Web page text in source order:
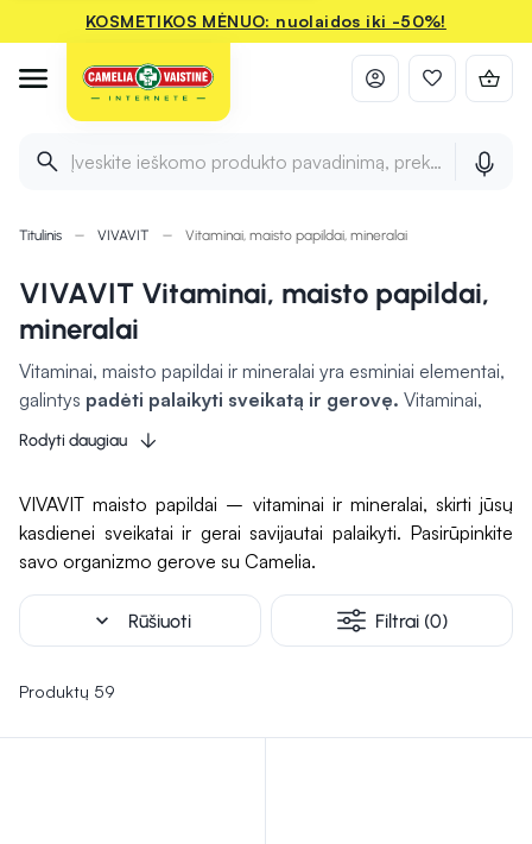
KOSMETIKOS MĖNUO: nuolaidos iki -50%!
Įveskite ieškomo produkto pavadinimą, prekės ženklą ir
Titulinis VIVAVIT Vitaminai, maisto papildai, mineralai
VIVAVIT Vitaminai, maisto papildai,
mineralai
Vitaminai, maisto papildai ir mineralai yra esminiai elementai,
galintys padėti palaikyti sveikatą ir gerovę. Vitaminai,
tokie kaip A, C, D, E ir B grupės vitaminai, gali prisidėti prie
tokių svarbių funkcijų kaip imuninės sistemos stiprinimas,
tokie kaip kalcis, magnis, geležis ir cinkas, yra būtini kaulų,
širdies, kraujo ir nervų sistemos funkcijoms.Maisto
papildai, kuriuose yra šių vitaminų ir mineralų, gali užpildyti
mitybos spragas irpadėti išlaikyti optimalų organizmo
Reguliarus tinkamų papildų vartojimas gali prisidėti
Rodyti daugiau
VIVAVIT maisto papildai – vitaminai ir mineralai, skirti jūsų
kasdienei sveikatai ir gerai savijautai palaikyti. Pasirūpinkite
savo organizmo gerove su Camelia.
expand_more Rūšiuoti Filtrai (0)
Produktų 59